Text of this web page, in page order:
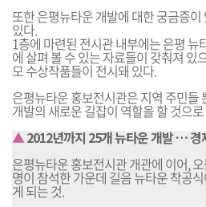
또한 은평뉴타운 개발에 대한 궁금증
있다.
1층에 마련된 전시관 내부에는 은평 뉴
에 살펴 볼 수 있는 자료들이 갖춰져
모 수상작품들이 전시돼 있다.
은평뉴타운 홍보전시관은 지역 주민들
개발의 새로운 길잡이 역할을 할 것으
▲2012년까지 25개 뉴타운 개발 … 경
은평뉴타운 홍보전시관 개관에 이어,
명이 참석한 가운데 길음 뉴타운 착공
게 되는 것.